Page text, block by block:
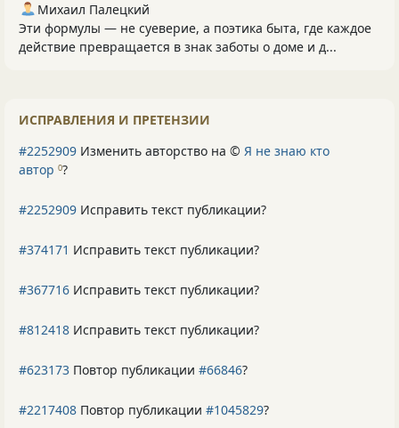
Михаил Палецкий
Эти формулы — не суеверие, а поэтика быта, где каждое
действие превращается в знак заботы о доме и д...
ИСПРАВЛЕНИЯ И ПРЕТЕНЗИИ
#2252909 Изменить авторство на © Я не знаю кто
автор 0?
#2252909 Исправить текст публикации?
#374171 Исправить текст публикации?
#367716 Исправить текст публикации?
#812418 Исправить текст публикации?
#623173 Повтор публикации #66846?
#2217408 Повтор публикации #1045829?